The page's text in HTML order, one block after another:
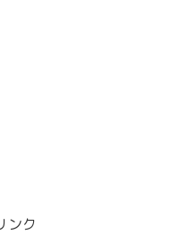
ンク